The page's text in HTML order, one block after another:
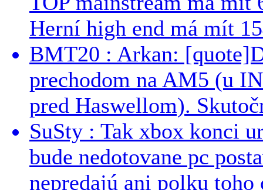
Herní high end má mít
BMT20 : Arkan:
prechodom na AM5 (u
pred Haswellom).
SuSty : Tak xbox konci
bude nedotovane pc
nepredajú ani polku toho